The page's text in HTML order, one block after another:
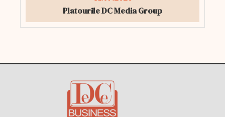
Platourile DC Media Group